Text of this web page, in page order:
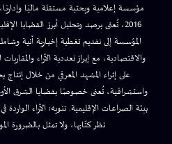
2016، تُعنى برصد وتحليل أبرز القضايا
المؤسسة إلى تقديم تغطية إخبارية آنية
والاقتصادية، مع إبراز تعددية الآراء
على إثراء المشهد المعرفي من خلال
واستشرافية، تُعنى خصوصًا بقضايا الشرق
بيئة الصراعات الإقليمية. تنويه: الآراء
نظر كتّابها، ولا تمثل بالضرورة